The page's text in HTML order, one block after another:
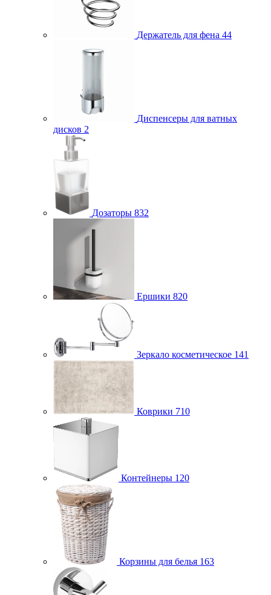
Держатель для фена 44
Диспенсеры для ватных
дисков 2
Дозаторы 832
Ершики 820
Зеркало косметическое 141
Коврики 710
Контейнеры 120
Корзины для белья 163